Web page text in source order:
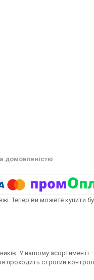
домовленістю
Тепер ви можете купити
У нашому асортименті
строгий